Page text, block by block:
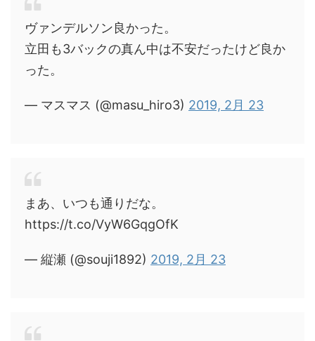
ヴァンデルソン良かった。
立田も3バックの真ん中は不安だったけど良か
った。
— マスマス (@masu_hiro3) 2019, 2月 23
まあ、いつも通りだな。
https://t.co/VyW6GqgOfK
— 縦瀬 (@souji1892) 2019, 2月 23